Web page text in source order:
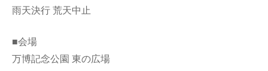
雨天決行 荒天中止
■会場
万博記念公園 東の広場